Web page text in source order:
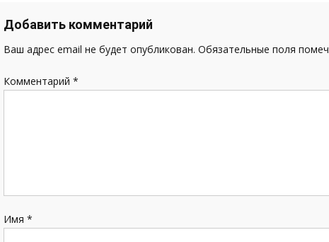
записям
Добавить комментарий
Ваш адрес email не будет опубликован. Обязательные поля
Комментарий *
Имя *